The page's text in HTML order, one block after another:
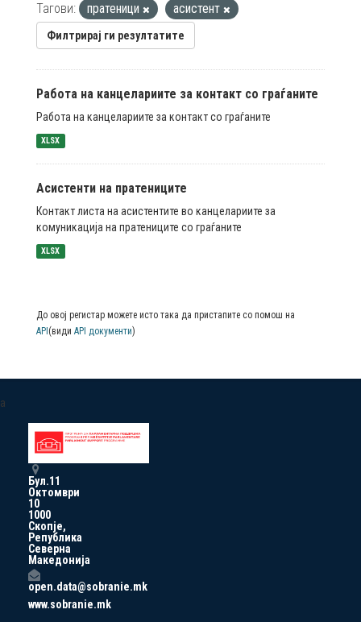
Тагови:
пратеници асистент
Филтрирај ги резултатите
Работа на канцелариите за контакт со граѓаните
Работа на канцелариите за контакт со граѓаните
XLSX
Асистенти на пратениците
Контакт листа на асистентите во канцелариите за
комуникација на пратениците со граѓаните
XLSX
До овој регистар можете исто така да пристапите со помош на
API (види API документи)
a
Бул.11
Октомври
10
1000
Скопје,
Република
Северна
Македонија
open.data@sobranie.mk
www.sobranie.mk